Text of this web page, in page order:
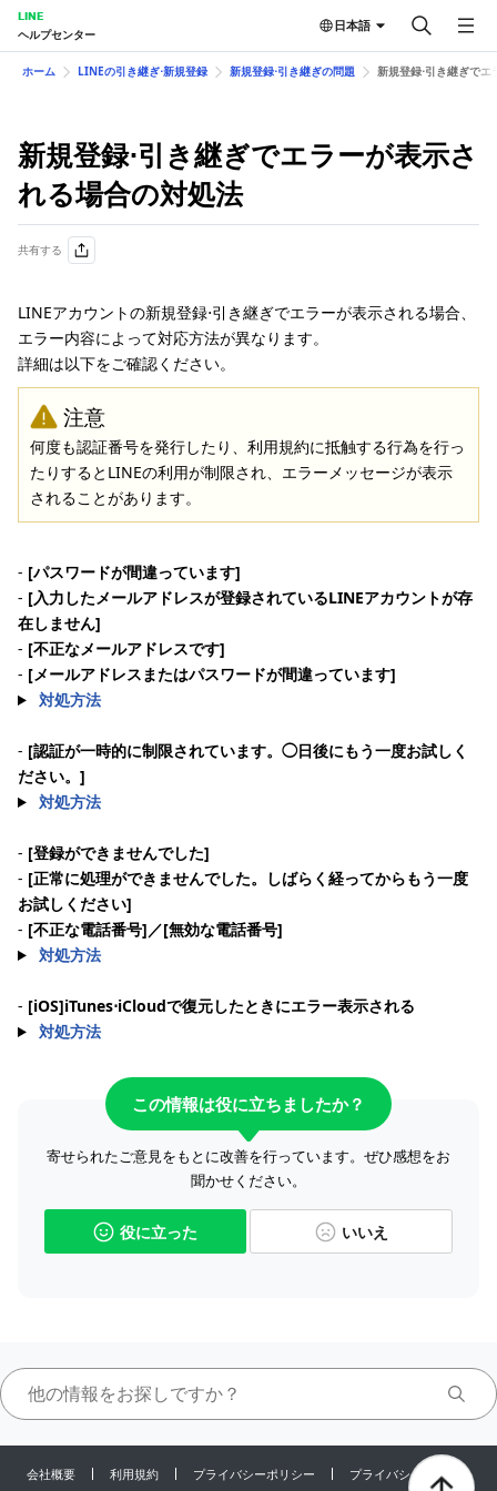
LINE
ヘルプセンター
日本語
ホーム LINEの引き継ぎ⋅新規登録 新規登録⋅引き継ぎの問題 新規登録⋅引き継ぎで
新規登録⋅引き継ぎでエラーが表示さ
れる場合の対処法
共有する
LINEアカウントの新規登録⋅引き継ぎでエラーが表示される場合、
エラー内容によって対応方法が異なります。
詳細は以下をご確認ください。
注意
何度も認証番号を発行したり、利用規約に抵触する行為を行っ
たりするとLINEの利用が制限され、エラーメッセージが表示
されることがあります。
- [パスワードが間違っています]
- [入力したメールアドレスが登録されているLINEアカウントが存
在しません]
- [不正なメールアドレスです]
- [メールアドレスまたはパスワードが間違っています]
対処方法
- [認証が一時的に制限されています。◯日後にもう一度お試しく
ださい。]
対処方法
- [登録ができませんでした]
- [正常に処理ができませんでした。しばらく経ってからもう一度
お試しください]
- [不正な電話番号]／[無効な電話番号]
対処方法
- [iOS]iTunes⋅iCloudで復元したときにエラー表示される
対処方法
この情報は役に立ちましたか？
寄せられたご意見をもとに改善を行っています。ぜひ感想をお
聞かせください。
役に立った いいえ
会社概要 利用規約 プライバシーポリシー プライバシーセンター